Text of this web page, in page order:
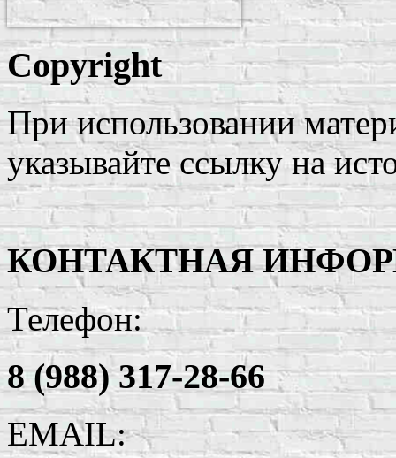
Copyright
При использовании
указывайте ссылку на
КОНТАКТНАЯ
Телефон:
8 (988) 317-28-66
EMAIL: